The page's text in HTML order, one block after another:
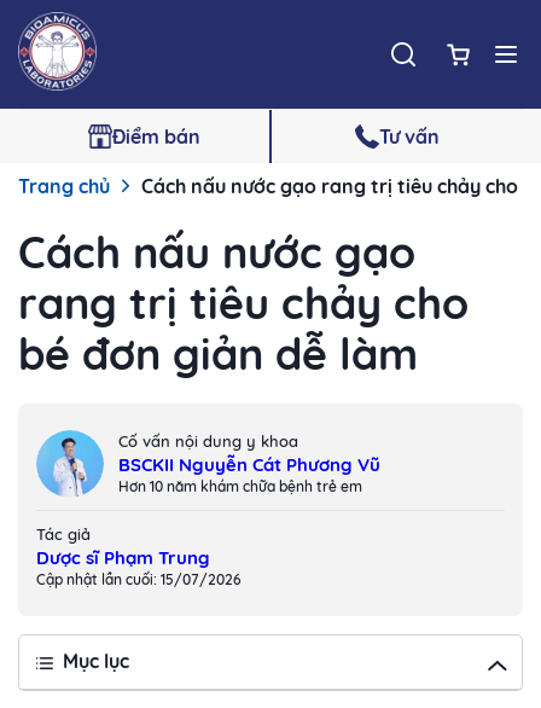
Điểm bán Tư vấn
Trang chủ Cách nấu nước gạo rang trị tiêu chảy cho
Cách nấu nước gạo
rang trị tiêu chảy cho
bé đơn giản dễ làm
Cố vấn nội dung y khoa
BSCKII Nguyễn Cát Phương Vũ
Hơn 10 năm khám chữa bệnh trẻ em
Tác giả
Dược sĩ Phạm Trung
Cập nhật lần cuối: 15/07/2026
Mục lục